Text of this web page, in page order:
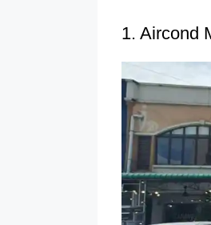
1. Aircond